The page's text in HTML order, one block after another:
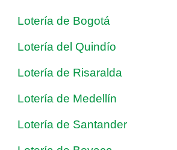
Lotería de Bogotá
Lotería del Quindío
Lotería de Risaralda
Lotería de Medellín
Lotería de Santander